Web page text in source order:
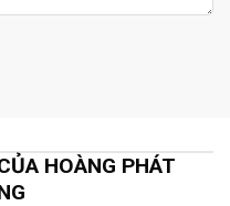
HOÀNG PHÁT